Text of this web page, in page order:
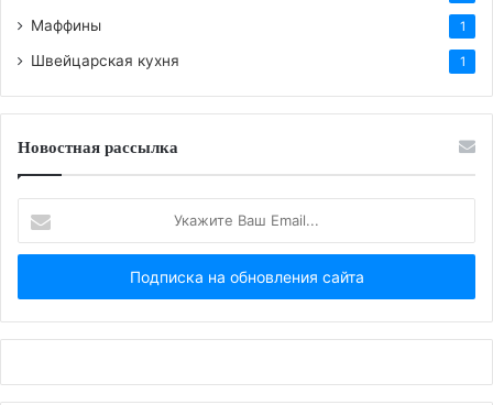
Маффины 1
Швейцарская кухня 1
Новостная рассылка
Ваш
Email...